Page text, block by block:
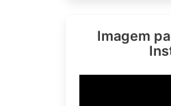
Imagem